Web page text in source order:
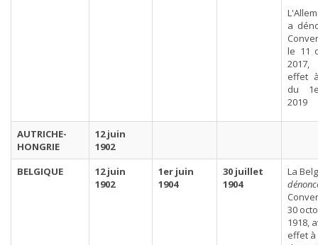
a
le 11
effet
du
2019
AUTRICHE-
HONGRIE
12 juin
1902
BELGIQUE
12 juin
1902
1er juin
1904
30 juillet
1904
La
30
1918,
effet